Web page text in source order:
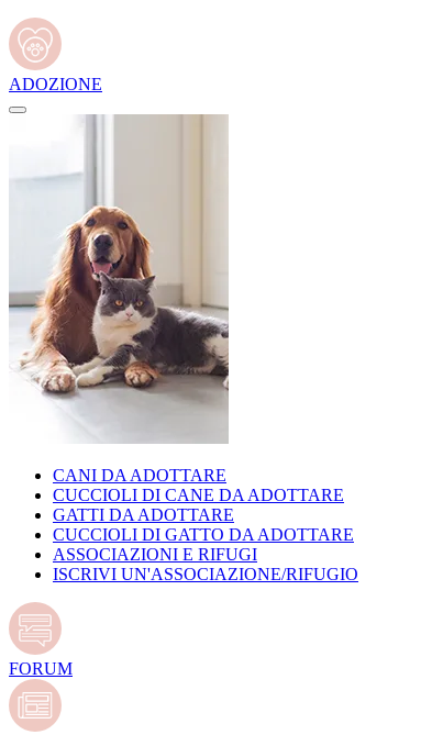
ADOZIONE
CANI DA ADOTTARE
CUCCIOLI DI CANE DA ADOTTARE
GATTI DA ADOTTARE
CUCCIOLI DI GATTO DA ADOTTARE
ASSOCIAZIONI E RIFUGI
ISCRIVI UN'ASSOCIAZIONE/RIFUGIO
FORUM